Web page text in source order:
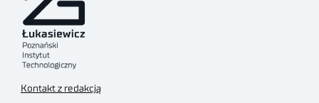
Kontakt z redakcją